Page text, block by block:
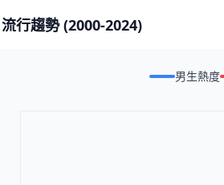
流行趨勢 (2000-2024)
男生熱度